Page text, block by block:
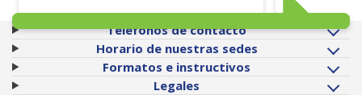
Teléfonos de contacto
Horario de nuestras sedes
Formatos e instructivos
Legales